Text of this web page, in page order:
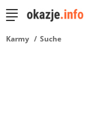
Karmy Suche